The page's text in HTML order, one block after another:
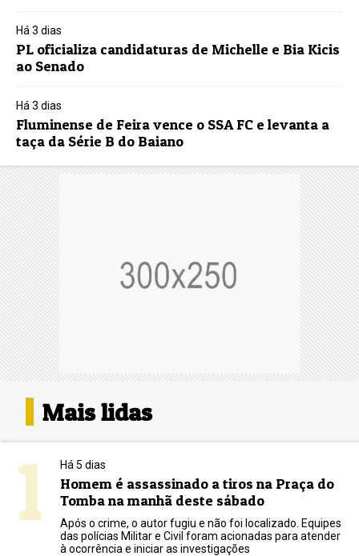
Há 3 dias
PL oficializa candidaturas de Michelle e Bia Kicis
ao Senado
Há 3 dias
Fluminense de Feira vence o SSA FC e levanta a
taça da Série B do Baiano
Mais lidas
1 Há 5 dias
Homem é assassinado a tiros na Praça do
Tomba na manhã deste sábado
Após o crime, o autor fugiu e não foi localizado. Equipes
das polícias Militar e Civil foram acionadas para atender
à ocorrência e iniciar as investigações